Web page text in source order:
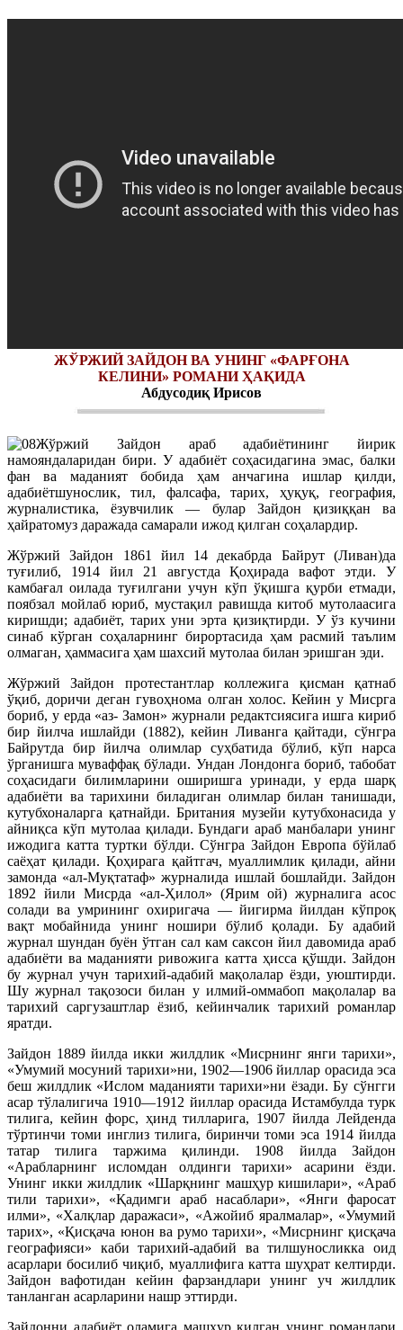
ЖЎРЖИЙ ЗАЙДОН ВА УНИНГ «ФАРҒОНА
КEЛИНИ» РОМАНИ ҲАҚИДА
Абдусодиқ Ирисов
Жўржий Зайдон араб адабиётининг йирик
намояндаларидан бири. У адабиёт соҳасидагина эмас, балки
фан ва маданият бобида ҳам анчагина ишлар қилди,
адабиётшунослик, тил, фалсафа, тарих, ҳуқуқ, география,
журналистика, ёзувчилик — булар Зайдон қизиққан ва
ҳайратомуз даражада самарали ижод қилган соҳалардир.
Жўржий Зайдон 1861 йил 14 декабрда Байрут (Ливан)да
туғилиб, 1914 йил 21 августда Қоҳирада вафот этди. У
камбағал оилада туғилгани учун кўп ўқишга қурби етмади,
поябзал мойлаб юриб, мустақил равишда китоб мутолаасига
киришди; адабиёт, тарих уни эрта қизиқтирди. У ўз кучини
синаб кўрган соҳаларнинг бирортасида ҳам расмий таълим
олмаган, ҳаммасига ҳам шахсий мутолаа билан эришган эди.
Жўржий Зайдон протестантлар коллежига қисман қатнаб
ўқиб, доричи деган гувоҳнома олган холос. Кейин у Мисрга
бориб, у ерда «аз- Замон» журнали редактсиясига ишга кириб
бир йилча ишлайди (1882), кейин Ливанга қайтади, сўнгра
Байрутда бир йилча олимлар суҳбатида бўлиб, кўп нарса
ўрганишга муваффақ бўлади. Ундан Лондонга бориб, табобат
соҳасидаги билимларини оширишга уринади, у ерда шарқ
адабиёти ва тарихини биладиган олимлар билан танишади,
кутубхоналарга қатнайди. Британия музейи кутубхонасида у
айниқса кўп мутолаа қилади. Бундаги араб манбалари унинг
ижодига катта туртки бўлди. Сўнгра Зайдон Европа бўйлаб
саёҳат қилади. Қоҳирага қайтгач, муаллимлик қилади, айни
замонда «ал-Муқтатаф» журналида ишлай бошлайди. Зайдон
1892 йили Мисрда «ал-Ҳилол» (Ярим ой) журналига асос
солади ва умрининг охиригача — йигирма йилдан кўпроқ
вақт мобайнида унинг ношири бўлиб қолади. Бу адабий
журнал шундан буён ўтган сал кам саксон йил давомида араб
адабиёти ва маданияти ривожига катта ҳисса қўшди. Зайдон
бу журнал учун тарихий-адабий мақолалар ёзди, уюштирди.
Шу журнал тақозоси билан у илмий-оммабоп мақолалар ва
тарихий саргузаштлар ёзиб, кейинчалик тарихий романлар
яратди.
Зайдон 1889 йилда икки жилдлик «Мисрнинг янги тарихи»,
«Умумий мосуний тарихи»ни, 1902—1906 йиллар орасида эса
беш жилдлик «Ислом маданияти тарихи»ни ёзади. Бу сўнгги
асар тўлалигича 1910—1912 йиллар орасида Истамбулда турк
тилига, кейин форс, ҳинд тилларига, 1907 йилда Лейденда
тўртинчи томи инглиз тилига, биринчи томи эса 1914 йилда
татар тилига таржима қилинди. 1908 йилда Зайдон
«Арабларнинг исломдан олдинги тарихи» асарини ёзди.
Унинг икки жилдлик «Шарқнинг машҳур кишилари», «Араб
тили тарихи», «Қадимги араб насаблари», «Янги фаросат
илми», «Халқлар даражаси», «Ажойиб яралмалар», «Умумий
тарих», «Қисқача юнон ва румо тарихи», «Мисрнинг қисқача
географияси» каби тарихий-адабий ва тилшуносликка оид
асарлари босилиб чиқиб, муаллифига катта шуҳрат келтирди.
Зайдон вафотидан кейин фарзандлари унинг уч жилдлик
танланган асарларини нашр эттирди.
Зайдонни адабиёт оламига машҳур қилган унинг романлари